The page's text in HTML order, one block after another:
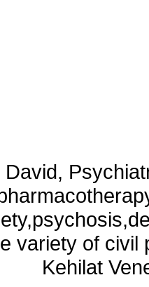
David,
variety of civil
Kehilat